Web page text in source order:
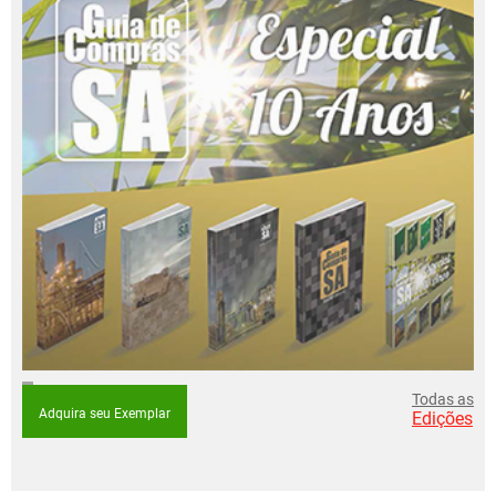
Adquira seu Exemplar
Todas as
Edições